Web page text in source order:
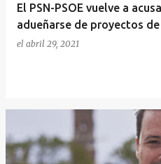
El PSN-PSOE vuelve a
adueñarse de proyectos
el abril 29, 2021